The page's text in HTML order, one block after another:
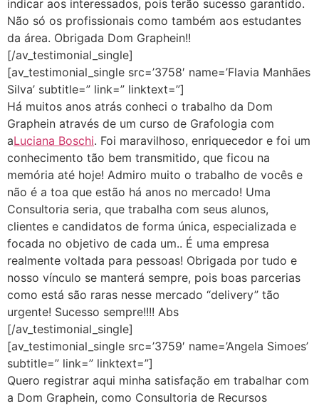
indicar aos interessados, pois terão sucesso garantido.
Não só os profissionais como também aos estudantes
da área. Obrigada Dom Graphein!!
[/av_testimonial_single]
[av_testimonial_single src=’3758′ name=’Flavia Manhães
Silva’ subtitle=” link=” linktext=”]
Há muitos anos atrás conheci o trabalho da Dom
Graphein através de um curso de Grafologia com
aLuciana Boschi. Foi maravilhoso, enriquecedor e foi um
conhecimento tão bem transmitido, que ficou na
memória até hoje! Admiro muito o trabalho de vocês e
não é a toa que estão há anos no mercado! Uma
Consultoria seria, que trabalha com seus alunos,
clientes e candidatos de forma única, especializada e
focada no objetivo de cada um.. É uma empresa
realmente voltada para pessoas! Obrigada por tudo e
nosso vínculo se manterá sempre, pois boas parcerias
como está são raras nesse mercado “delivery” tão
urgente! Sucesso sempre!!!! Abs
[/av_testimonial_single]
[av_testimonial_single src=’3759′ name=’Angela Simoes’
subtitle=” link=” linktext=”]
Quero registrar aqui minha satisfação em trabalhar com
a Dom Graphein, como Consultoria de Recursos